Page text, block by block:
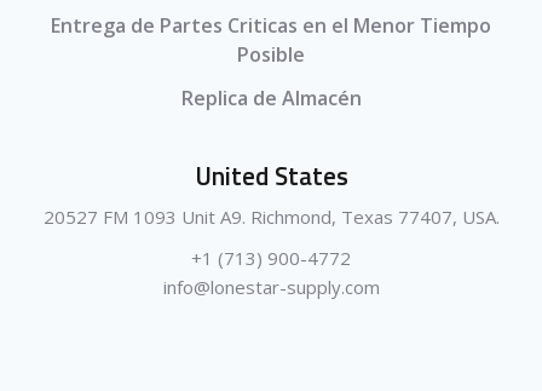
Entrega de Partes Criticas en el Menor Tiempo
Posible
Replica de Almacén
United States
20527 FM 1093 Unit A9. Richmond, Texas 77407, USA.
+1 (713) 900-4772
info@lonestar-supply.com